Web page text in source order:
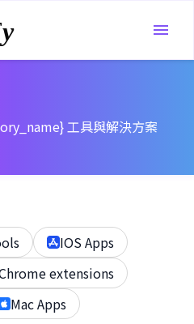
工具與解決方案
IOS Apps
extensions
Mac Apps